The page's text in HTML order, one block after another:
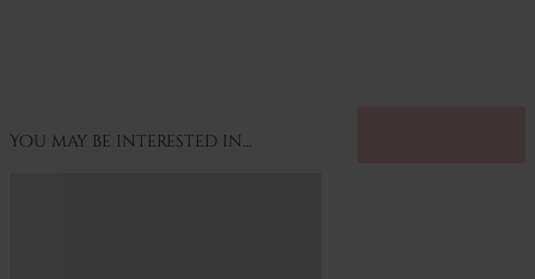
You may be interested in…